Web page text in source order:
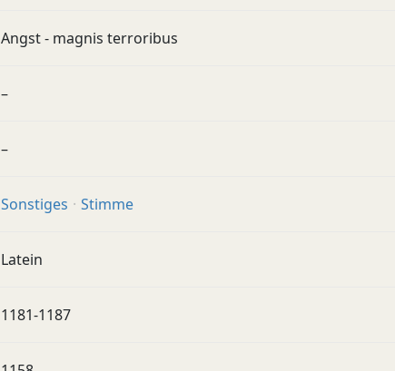
Angst - magnis terroribus
–
–
Sonstiges Stimme
Latein
1181-1187